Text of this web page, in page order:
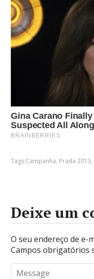
Tags:Campanha, Prada 2013,
Deixe um
O seu endereço de e-
Campos obrigatórios